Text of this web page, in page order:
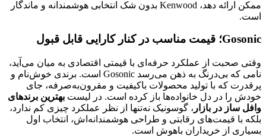
ممکن ارائه دهد، Kenwood بدون شک انتخابی هوشمندانه و ماندگار
است.
Gosonic؛ قیمت مناسب در کنار کارایی قابل قبول
وقتی صحبت از عملکرد حرفه‌ای با قیمتی اقتصادی به میان می‌آید،
نامی که بی‌درنگ به ذهن می‌رسد Gosonic است. برندی خوش‌نام و
پرقدرت که با تولید محصولات باکیفیت و مقرون‌به‌صرفه، جای
خودش را در دل خانواده‌ها باز کرده است. در لیست بهترین برندهای
وافل ساز در بازار ، گوسونیک نه‌تنها از نظر عملکرد چیزی کم ندارد،
بلکه با قیمت‌های رقابتی و طراحی هوشمندانه‌اش، انتخاب اول
بسیاری از خریداران باهوش است.